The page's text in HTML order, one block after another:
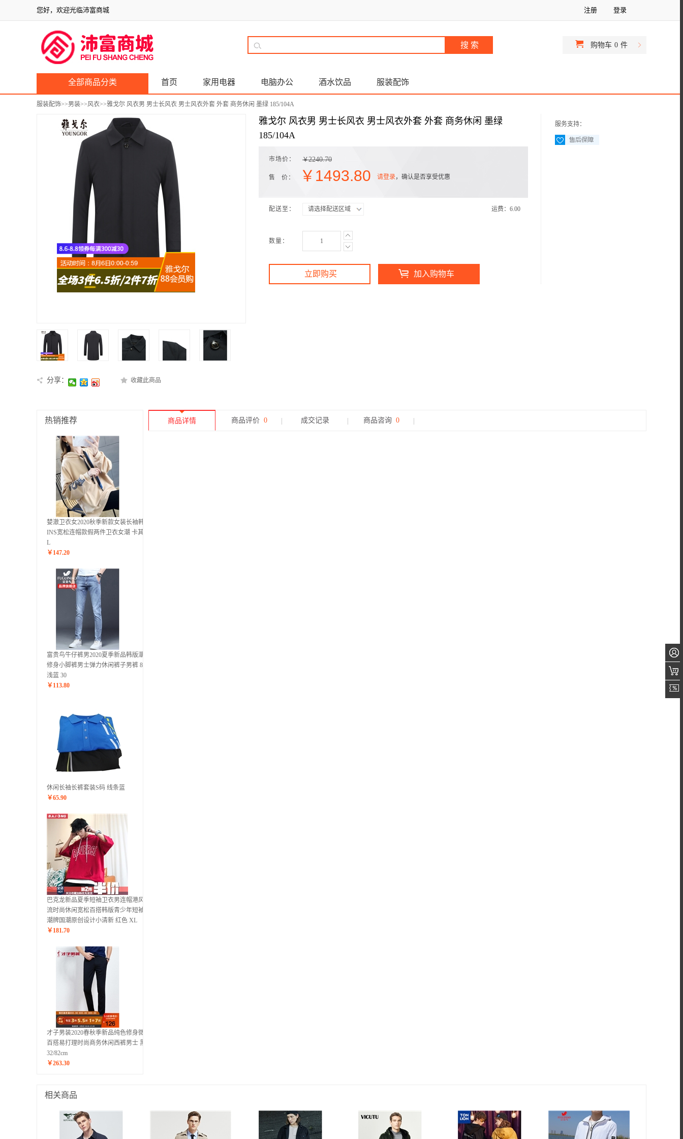
您好，欢迎光临沛富商城 注册 登录
购物车 0 件
全部商品分类 首页 家用电器 电脑办公 酒水饮品 服装配饰
服装配饰>>男装>>风衣>>雅戈尔 风衣男 男士长风衣 男士风衣外套 外套 商务休闲 墨绿 185/104A
分享： 收藏此商品
雅戈尔 风衣男 男士长风衣 男士风衣外套 外套 商务休闲 墨绿
185/104A
市场价： ￥2240.70
售 价： ￥ 1493.80 请登录，确认是否享受优惠
配送至： 请选择配送区域 运费： 6.00
数量：
立即购买 加入购物车
服务支持：
热销推荐
婪澈卫衣女2020秋季新款女装长袖韩版
INS宽松连帽款假两件卫衣女潮 卡其色
L
￥ 147.20
富贵鸟牛仔裤男2020夏季新品韩版潮流
修身小脚裤男士弹力休闲裤子男裤 8605
浅蓝 30
￥ 113.80
休闲长袖长裤套装S码 线条蓝
￥65.90
巴克龙新品夏季短袖卫衣男连帽港风潮
流时尚休闲宽松百搭韩版青少年短袖t恤
潮牌国潮原创设计小清新 红色 XL
￥ 181.70
才子男装2020春秋季新品纯色修身微弹
百搭易打理时尚商务休闲西裤男士 黑色
32/82cm
￥263.30
商品详情 商品评价 0 成交记录 商品咨询 0
相关商品